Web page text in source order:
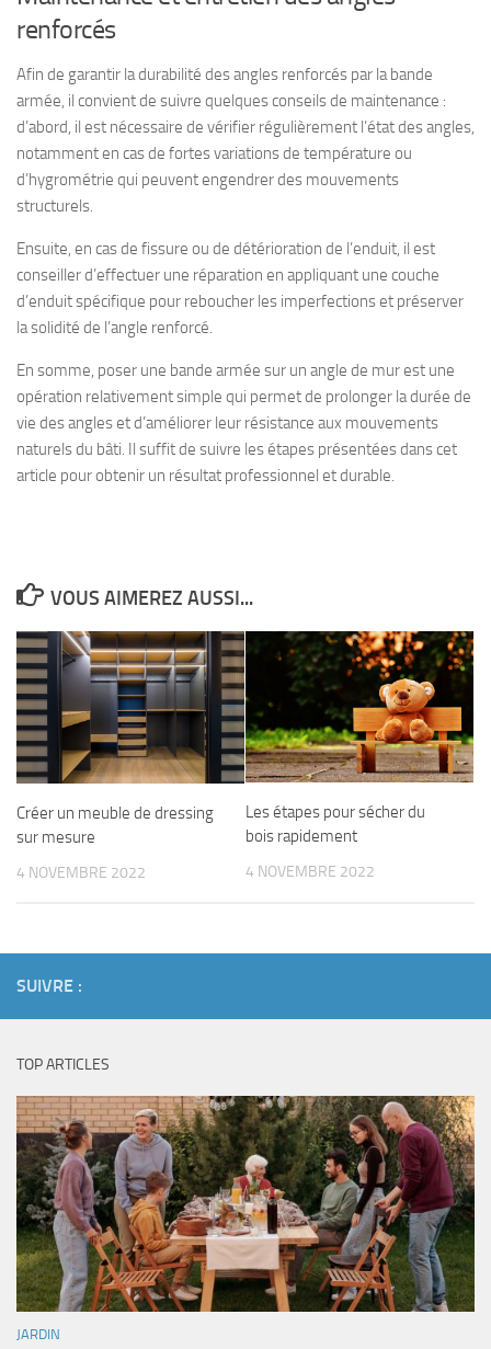
renforcés
Afin de garantir la durabilité des angles renforcés par la bande
armée, il convient de suivre quelques conseils de maintenance :
d’abord, il est nécessaire de vérifier régulièrement l’état des angles,
notamment en cas de fortes variations de température ou
d’hygrométrie qui peuvent engendrer des mouvements
structurels.
Ensuite, en cas de fissure ou de détérioration de l’enduit, il est
conseiller d’effectuer une réparation en appliquant une couche
d’enduit spécifique pour reboucher les imperfections et préserver
la solidité de l’angle renforcé.
En somme, poser une bande armée sur un angle de mur est une
opération relativement simple qui permet de prolonger la durée de
vie des angles et d’améliorer leur résistance aux mouvements
naturels du bâti. Il suffit de suivre les étapes présentées dans cet
article pour obtenir un résultat professionnel et durable.
VOUS AIMEREZ AUSSI...
Créer un meuble de dressing
sur mesure
4 NOVEMBRE 2022
Les étapes pour sécher du
bois rapidement
4 NOVEMBRE 2022
SUIVRE :
TOP ARTICLES
JARDIN